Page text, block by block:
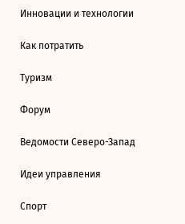
Инновации и технологии
Как потратить
Туризм
Форум
Ведомости Северо-Запад
Идеи управления
Спорт